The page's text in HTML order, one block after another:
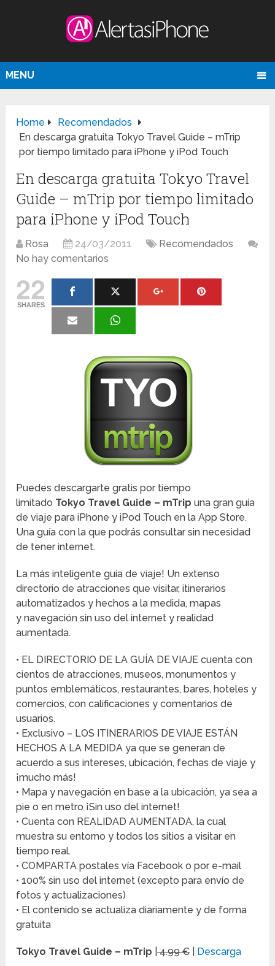
MENU
Home
Recomendados
En descarga gratuita Tokyo Travel Guide – mTrip
por tiempo limitado para iPhone y iPod Touch
En descarga gratuita Tokyo Travel
Guide – mTrip por tiempo limitado
para iPhone y iPod Touch
Rosa 24/03/2011
Recomendados
No hay comentarios
22
SHARES
Puedes descargarte gratis por tiempo
limitado Tokyo Travel Guide – mTripuna gran guía
de viaje para iPhone y iPod Touch en la App Store.
Una guía con la que podrás consultar sin necesidad
de tener internet.
La más inteligente guía de viaje! Un extenso
directorio de atracciones que visitar, itinerarios
automatizados y hechos a la medida, mapas
y navegación sin uso del internet y realidad
aumentada.
• EL DIRECTORIO DE LA GUÍA DE VIAJE cuenta con
cientos de atracciones, museos, monumentos y
puntos emblemáticos, restaurantes, bares, hoteles y
comercios, con calificaciones y comentarios de
usuarios.
• Exclusivo – LOS ITINERARIOS DE VIAJE ESTÁN
HECHOS A LA MEDIDA ya que se generan de
acuerdo a sus intereses, ubicación, fechas de viaje y
¡mucho más!
• Mapa y navegación en base a la ubicación, ya sea a
pie o en metro ¡Sin uso del internet!
• Cuenta con REALIDAD AUMENTADA, la cual
muestra su entorno y todos los sitios a visitar en
tiempo real.
• COMPARTA postales vía Facebook o por e-mail
• 100% sin uso del internet (excepto para envío de
fotos y actualizaciones)
• El contenido se actualiza diariamente y de forma
gratuita
Tokyo Travel Guide – mTrip |4.99 € Descarga